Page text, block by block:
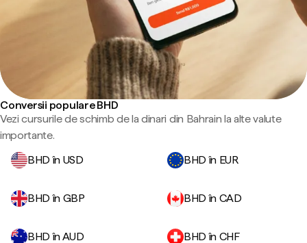
Conversii populare BHD
Vezi cursurile de schimb de la dinari din Bahrain la alte valute
importante.
BHD în USD
BHD în EUR
BHD în GBP BHD în CAD
BHD în AUD BHD în CHF